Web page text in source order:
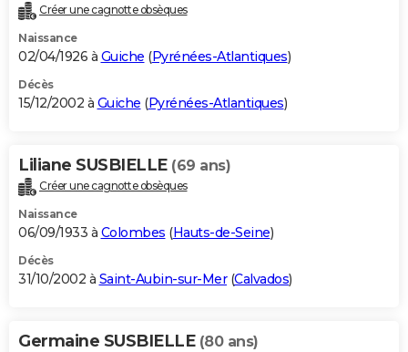
Créer une cagnotte obsèques
Naissance
02/04/1926 à Guiche (Pyrénées-Atlantiques)
Décès
15/12/2002 à Guiche (Pyrénées-Atlantiques)
Liliane SUSBIELLE (69 ans)
Créer une cagnotte obsèques
Naissance
06/09/1933 à Colombes (Hauts-de-Seine)
Décès
31/10/2002 à Saint-Aubin-sur-Mer(Calvados)
Germaine SUSBIELLE (80 ans)